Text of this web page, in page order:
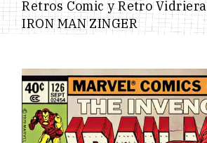
Retros Comic y Retro Vidriera
IRON MAN ZINGER